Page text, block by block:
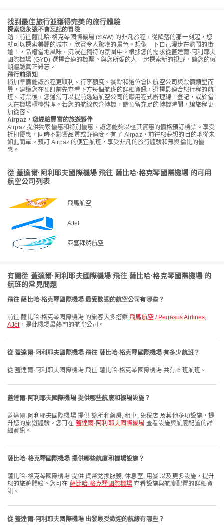
找到最佳旅行並獲得完美的旅行體驗
探索您永遠不會忘記的冒險
踏上前往薩比哈·格克琴國際機場 (SAW) 的非凡旅程，從降落的那一刻起，您
就可以探索美麗的城市，欣賞令人驚嘆的景色。想像一下自己漫步在熱鬧的街
道上，品嚐當地風味，沉浸在獨特的氛圍中。根據您的需求從蓋達爾·阿利耶夫
國際機場 (GYD) 選擇合適的機票。與您所愛的人一起探索新的視野，讓您的假
期體驗真正難忘。
飛行前須知
稍加準備能讓旅程更順利。行李額度、餐點和選位會因航空公司與票價類型而
異，建議您在預訂前先查看下方每個航班的詳細資訊，選擇最適合您行程的航
班。訂票後，您通常可以提前透過航空公司的應用程式辦理線上登記，或於當
天在機場櫃檯辦理。若您的航線包含轉機，請預留充足的轉機時間，讓旅程更
加從容。
Airpaz，您經驗豐富的旅遊夥伴
Airpaz 提供獨家優惠和特別優惠，讓您能夠以極其實惠的價格預訂機票。享受
折扣優惠，同時不影響品質或舒適度。有了 Airpaz，前往您夢想的目的地從未
如此簡單。預訂 Airpaz 的便宜航班，享受非凡的旅行體驗和無與倫比的優
惠。
從 蓋達爾·阿利耶夫國際機場 飛往 薩比哈·格克琴國際機場 的可用
航空公司列表
飛馬航空
AJet
亞塞拜然航空
有關從 蓋達爾·阿利耶夫國際機場 飛往 薩比哈·格克琴國際機場 的
航班的常見問題
飛往 薩比哈·格克琴國際機場 最受歡迎的航空公司有哪些？
前往 薩比哈·格克琴國際機場 的旅客大多搭乘飛馬航空 / Pegasus Airlines,
AJet，是此機場最熱門的航空公司。
從 蓋達爾·阿利耶夫國際機場 飛往 薩比哈·格克琴國際機場 有多少航班？
從 蓋達爾·阿利耶夫國際機場 飛往 薩比哈·格克琴國際機場 共有 6 班航班。
蓋達爾·阿利耶夫國際機場 提供哪些航廈和機場設施？
蓋達爾·阿利耶夫國際機場 提供 診所和藥房, 租車, 免稅店 及其他多項設施，提
升您的旅遊體驗。您可在 蓋達爾·阿利耶夫國際機場 查看設施與航廈配置的詳
細資訊。
薩比哈·格克琴國際機場 提供哪些航廈和機場設施？
薩比哈·格克琴國際機場 提供 貨幣兌換服務, 休息室, 用餐 以及更多設施，提升
您的旅遊體驗。您可在 薩比哈·格克琴國際機場 查看設施與航廈配置的詳細資
訊。
從 蓋達爾·阿利耶夫國際機場 出發最受歡迎的航線有哪些？